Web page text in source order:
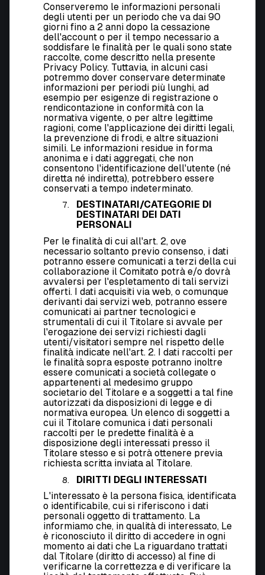
Conserveremo le informazioni personali
degli utenti per un periodo che va dai 90
giorni fino a 2 anni dopo la cessazione
dell'account o per il tempo necessario a
soddisfare le finalità per le quali sono state
raccolte, come descritto nella presente
Privacy Policy. Tuttavia, in alcuni casi
potremmo dover conservare determinate
informazioni per periodi più lunghi, ad
esempio per esigenze di registrazione o
rendicontazione in conformità con la
normativa vigente, o per altre legittime
ragioni, come l'applicazione dei diritti legali,
la prevenzione di frodi, e altre situazioni
simili. Le informazioni residue in forma
anonima e i dati aggregati, che non
consentono l'identificazione dell'utente (né
diretta né indiretta), potrebbero essere
conservati a tempo indeterminato.
DESTINATARI/CATEGORIE DI
DESTINATARI DEI DATI
PERSONALI
Per le finalità di cui all'art. 2, ove
necessario soltanto previo consenso, i dati
potranno essere comunicati a terzi della cui
collaborazione il Comitato potrà e/o dovrà
avvalersi per l'espletamento di tali servizi
offerti. I dati acquisiti via web, o comunque
derivanti dai servizi web, potranno essere
comunicati ai partner tecnologici e
strumentali di cui il Titolare si avvale per
l'erogazione dei servizi richiesti dagli
utenti/visitatori sempre nel rispetto delle
finalità indicate nell'art. 2. I dati raccolti per
le finalità sopra esposte potranno inoltre
essere comunicati a società collegate o
appartenenti al medesimo gruppo
societario del Titolare e a soggetti a tal fine
autorizzati da disposizioni di legge e di
normativa europea. Un elenco di soggetti a
cui il Titolare comunica i dati personali
raccolti per le predette finalità è a
disposizione degli interessati presso il
Titolare stesso e si potrà ottenere previa
richiesta scritta inviata al Titolare.
DIRITTI DEGLI INTERESSATI
L'interessato è la persona fisica, identificata
o identificabile, cui si riferiscono i dati
personali oggetto di trattamento. La
informiamo che, in qualità di interessato, Le
è riconosciuto il diritto di accedere in ogni
momento ai dati che La riguardano trattati
dal Titolare (diritto di accesso) al fine di
verificarne la correttezza e di verificare la